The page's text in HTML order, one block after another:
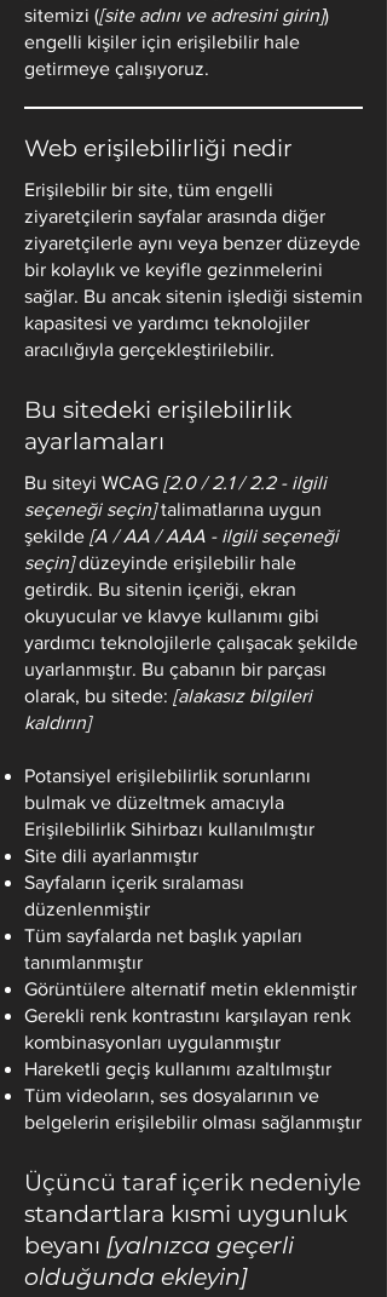
sitemizi ([site adını ve adresini girin])
engelli kişiler için erişilebilir hale
getirmeye çalışıyoruz.
Web erişilebilirliği nedir
Erişilebilir bir site, tüm engelli
ziyaretçilerin sayfalar arasında diğer
ziyaretçilerle aynı veya benzer düzeyde
bir kolaylık ve keyifle gezinmelerini
sağlar. Bu ancak sitenin işlediği sistemin
kapasitesi ve yardımcı teknolojiler
aracılığıyla gerçekleştirilebilir.
Bu sitedeki erişilebilirlik
ayarlamaları
Bu siteyi WCAG [2.0 / 2.1 / 2.2 - ilgili
seçeneği seçin]talimatlarına uygun
şekilde [A / AA / AAA - ilgili seçeneği
seçin]düzeyinde erişilebilir hale
getirdik. Bu sitenin içeriği, ekran
okuyucular ve klavye kullanımı gibi
yardımcı teknolojilerle çalışacak şekilde
uyarlanmıştır. Bu çabanın bir parçası
olarak, bu sitede: [alakasız bilgileri
kaldırın]
Potansiyel erişilebilirlik sorunlarını
bulmak ve düzeltmek amacıyla
Erişilebilirlik Sihirbazı kullanılmıştır
Site dili ayarlanmıştır
Sayfaların içerik sıralaması
düzenlenmiştir
Tüm sayfalarda net başlık yapıları
tanımlanmıştır
Görüntülere alternatif metin eklenmiştir
Gerekli renk kontrastını karşılayan renk
kombinasyonları uygulanmıştır
Hareketli geçiş kullanımı azaltılmıştır
Tüm videoların, ses dosyalarının ve
belgelerin erişilebilir olması sağlanmıştır
Üçüncü taraf içerik nedeniyle
standartlara kısmi uygunluk
beyanı [yalnızca geçerli
olduğunda ekleyin]